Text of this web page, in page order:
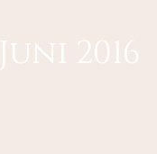
Juni 2016